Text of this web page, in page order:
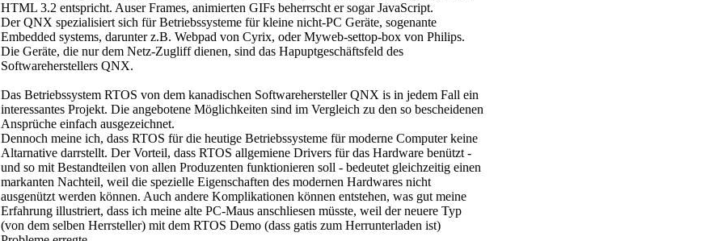
HTML 3.2 entspricht. Auser Frames, animierten GIFs beherrscht er sogar JavaScript.
Der QNX spezialisiert sich für Betriebssysteme für kleine nicht-PC Geräte, sogenante
Embedded systems, darunter z.B. Webpad von Cyrix, oder Myweb-settop-box von Philips.
Die Geräte, die nur dem Netz-Zugliff dienen, sind das Hapuptgeschäftsfeld des
Softwareherstellers QNX.
Das Betriebssystem RTOS von dem kanadischen Softwarehersteller QNX is in jedem Fall ein
interessantes Projekt. Die angebotene Möglichkeiten sind im Vergleich zu den so bescheidenen
Ansprüche einfach ausgezeichnet.
Dennoch meine ich, dass RTOS für die heutige Betriebssysteme für moderne Computer keine
Altarnative darrstellt. Der Vorteil, dass RTOS allgemiene Drivers für das Hardware benützt -
und so mit Bestandteilen von allen Produzenten funktionieren soll - bedeutet gleichzeitig einen
markanten Nachteil, weil die spezielle Eigenschaften des modernen Hardwares nicht
ausgenützt werden können. Auch andere Komplikationen können entstehen, was gut meine
Erfahrung illustriert, dass ich meine alte PC-Maus anschliesen müsste, weil der neuere Typ
(von dem selben Herrsteller) mit dem RTOS Demo (dass gatis zum Herrunterladen ist)